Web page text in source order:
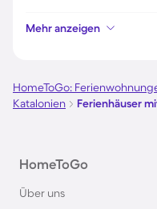
Ferienhäuser mit
Ferienhäuser mit
Ferienhäuser mit
Mehr anzeigen
HomeToGo:
Katalonien
Ferienhäuser
HomeToGo
Über uns